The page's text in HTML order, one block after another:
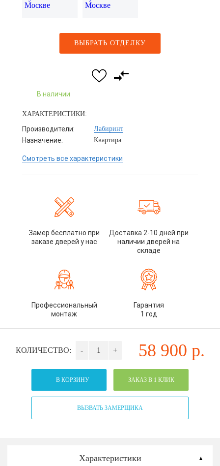
ВЫБРАТЬ ОТДЕЛКУ
В наличии
ХАРАКТЕРИСТИКИ:
Производители: Лабиринт
Назначение: Квартира
Смотреть все характеристики
Замер бесплатно при
заказе дверей у нас
Доставка 2-10 дней при
наличии дверей на
складе
Профессиональный
монтаж
Гарантия
1 год
КОЛИЧЕСТВО: - + 58 900 р.
В КОРЗИНУ ЗАКАЗ В 1 КЛИК
ВЫЗВАТЬ ЗАМЕРЩИКА
Характеристики